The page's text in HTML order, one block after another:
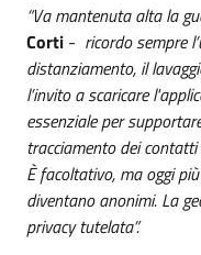
“Va mantenuta alta la
Corti - ricordo sempre
distanziamento, il
l’invito a scaricare
essenziale per
tracciamento dei
È facoltativo, ma oggi
diventano anonimi. La
privacy tutelata”.